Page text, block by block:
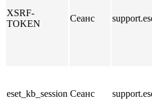
XSRF-
TOKEN
Сеанс
eset_kb_session Сеанс